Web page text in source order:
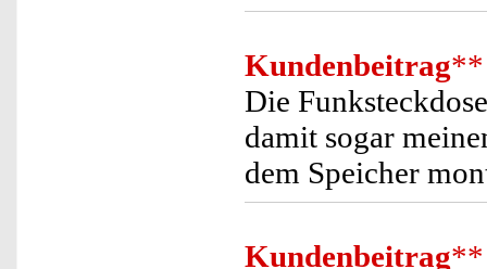
Kundenbeitrag**
Die
damit sogar
dem Speicher
Kundenbeitrag**